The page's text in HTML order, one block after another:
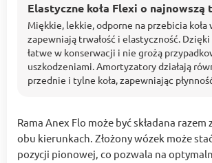
Elastyczne koła Flexi o najnowszą
Miękkie, lekkie, odporne na przebicia koła
zapewniają trwałość i elastyczność.
łatwe w konserwacji i nie grożą
uszkodzeniami. Amortyzatory działają
przednie i tylne koła, zapewniając
Rama Anex Flo może być składana razem
obu kierunkach. Złożony wózek może
pozycji pionowej, co pozwala na